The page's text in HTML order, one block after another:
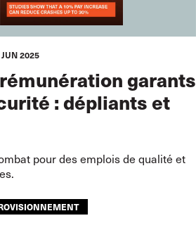
JUN 2025
garants
: dépliants et
pour des emplois de qualité et